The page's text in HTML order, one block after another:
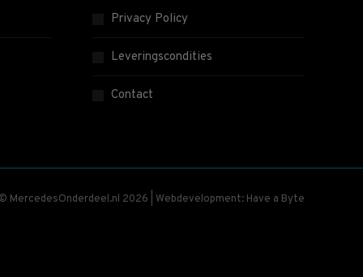
Privacy Policy
Leveringscondities
Contact
MercedesOnderdeel.nl 2026 | Webdevelopment: Have a Byte